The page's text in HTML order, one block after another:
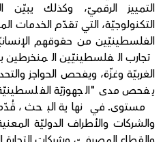
التمييز الرقميّ، وكذلك
التكنولوجيّة، التي تقدّم الخدمات
الفلسطينيّين من حقوقهم
تجارب الفلسطينيّين المنخرطين
الغربيّة وغزّة، ويفحص الحواجز
يفحص مدى "الجهوزيّة
مستوى. في نهاية البحث ،
والشركات والأطراف الدوليّة